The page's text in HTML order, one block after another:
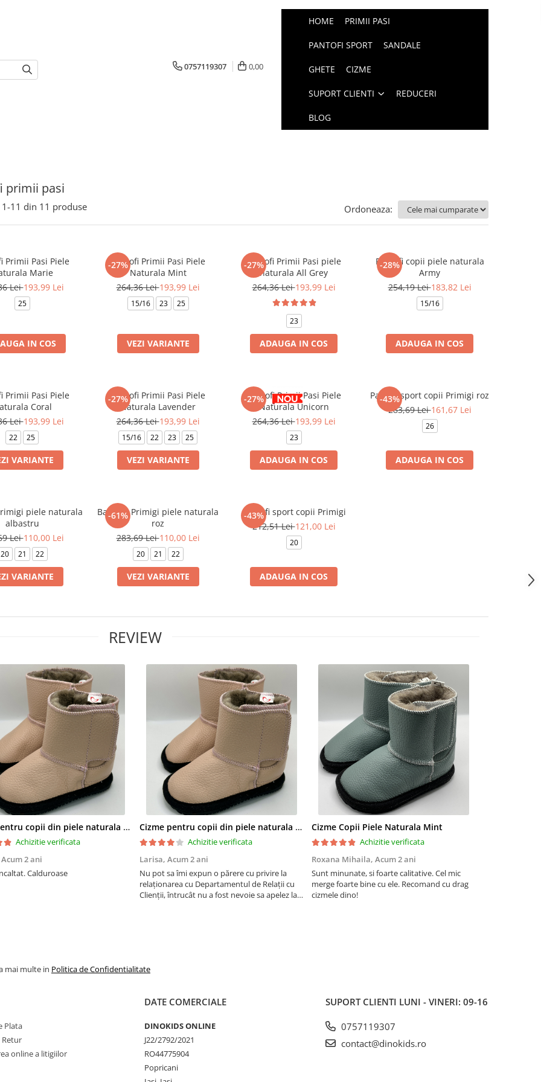
0757119307 0,00
HOME PRIMII PASI
PANTOFI SPORT SANDALE
GHETE CIZME
SUPORT CLIENTI REDUCERI
BLOG
primii pasi
1-11 din 11 produse Ordoneaza:
Primii Pasi Piele
Marie
Lei193,99 Lei
25
IN COS
-27%
Pantofi Primii Pasi Piele
Naturala Mint
264,36 Lei193,99 Lei
15/16 23 25
VEZI VARIANTE
-27%
Pantofi Primii Pasi piele
naturala All Grey
264,36 Lei193,99 Lei
23
ADAUGA IN COS
-28%
Pantofi copii piele naturala
Army
254,19 Lei183,82 Lei
15/16
ADAUGA IN COS
Primii Pasi Piele
Coral
Lei193,99 Lei
22 25
VARIANTE
-27%
Pantofi Primii Pasi Piele
Naturala Lavender
264,36 Lei193,99 Lei
15/16 22 23 25
VEZI VARIANTE
-27%
Pantofi Primii Pasi Piele
Naturala Unicorn
264,36 Lei193,99 Lei
23
ADAUGA IN COS
-43%
Pantofi sport copii Primigi roz
283,69 Lei161,67 Lei
26
ADAUGA IN COS
piele naturala
albastru
Lei110,00 Lei
20 21 22
VARIANTE
-61%
Balerini Primigi piele naturala
roz
283,69 Lei110,00 Lei
20 21 22
VEZI VARIANTE
-43%
Pantofi sport copii Primigi
212,51 Lei121,00 Lei
20
ADAUGA IN COS
REVIEW
Cizme pentru copii din piele naturala All Pink
Achizitie verificata
Acum 2 ani
Calduroase
Cizme pentru copii din piele naturala All Pink
Achizitie verificata
Larisa, Acum 2 ani
Nu pot sa îmi expun o părere cu privire la
relaționarea cu Departamentul de Relații cu
Clienții, întrucât nu a fost nevoie sa apelez la
Cizme Copii Piele Naturala Mint
Achizitie verificata
Roxana Mihaila, Acum 2 ani
Sunt minunate, si foarte calitative. Cel mic
merge foarte bine cu ele. Recomand cu drag
cizmele dino!
mai multe in Politica de Confidentialitate
Plata
Retur
online a litigiilor
DATE COMERCIALE
DINOKIDS ONLINE
J22/2792/2021
RO44775904
Popricani
SUPORT CLIENTI LUNI - VINERI: 09-16
0757119307
contact@dinokids.ro